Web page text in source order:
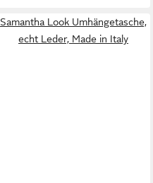
Samantha Look Umhängetasche,
echt Leder, Made in Italy